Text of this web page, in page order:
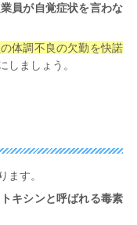
員が自覚症状を言わな
体調不良の欠勤を快諾
しましょう。
ます。
キシンと呼ばれる毒素